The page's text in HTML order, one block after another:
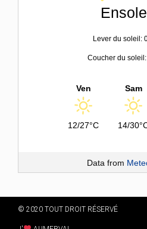
Lever du soleil:
Coucher du
Ven
12/27°C
Sam
14/
Data from
© 2020 TOUT DROIT RÉSERVÉ